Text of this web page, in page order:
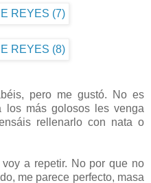
pero me gustó. No es
los más golosos les venga
rellenarlo con nata o
a repetir. No por que no
me parece perfecto, masa